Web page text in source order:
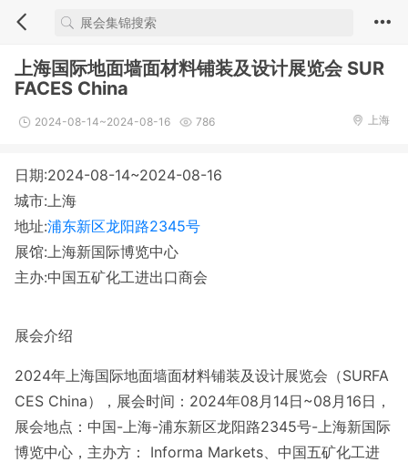
上海国际地面墙面材料铺装及设计展览会 SUR
FACES China
2024-08-14~2024-08-16 786 上海
日期:2024-08-14~2024-08-16
城市:上海
地址:浦东新区龙阳路2345号
展馆:上海新国际博览中心
主办:中国五矿化工进出口商会
展会介绍
2024年上海国际地面墙面材料铺装及设计展览会（SURFA
CES China），展会时间：2024年08月14日~08月16日，
展会地点：中国-上海-浦东新区龙阳路2345号-上海新国际
博览中心，主办方： Informa Markets、中国五矿化工进